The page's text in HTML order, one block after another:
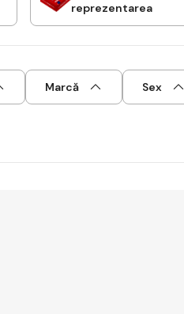
reprezentarea
Marcă Sex